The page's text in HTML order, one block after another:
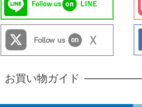
お買い物ガイド